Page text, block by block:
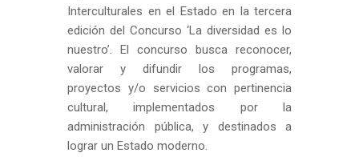
Interculturales en el Estado en la tercera
edición del Concurso ‘La diversidad es lo
nuestro’. El concurso busca reconocer,
valorar y difundir los programas,
proyectos y/o servicios con pertinencia
cultural, implementados por la
administración pública, y destinados a
lograr un Estado moderno.